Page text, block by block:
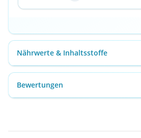
Nährwerte & Inhaltsstoffe
Bewertungen